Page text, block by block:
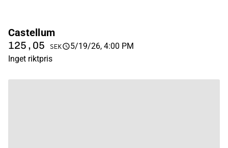
Castellum
125,05 SEK
5/19/26, 4:00 PM
Inget riktpris